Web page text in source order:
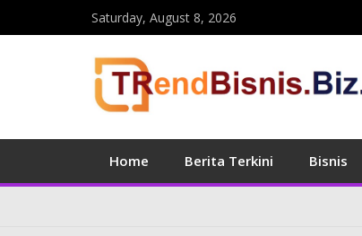
Saturday, August 8, 2026
Home Berita Terkini Bisnis